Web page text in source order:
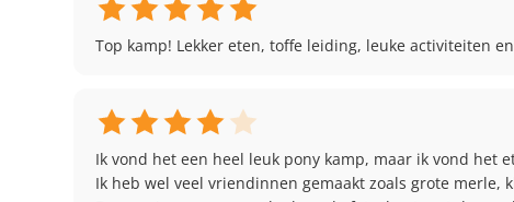
Top kamp! Lekker eten, toffe leiding, leuke activiteiten
Ik vond het een heel leuk pony kamp, maar ik vond het
Ik heb wel veel vriendinnen gemaakt zoals grote merle,